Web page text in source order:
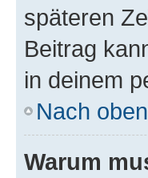
späteren
Beitrag
in deinem
Nach oben
Warum